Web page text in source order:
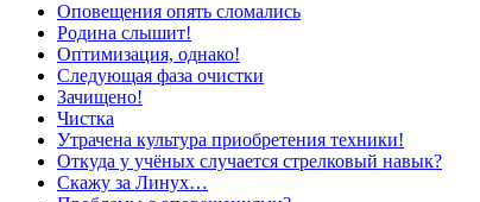
Оповещения опять сломались
Родина слышит!
Оптимизация, однако!
Следующая фаза очистки
Зачищено!
Чистка
Утрачена культура приобретения техники!
Откуда у учёных случается стрелковый навык?
Скажу за Линух…